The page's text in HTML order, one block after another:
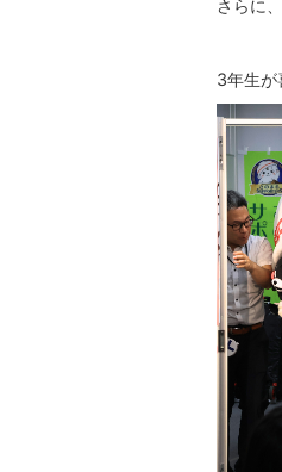
さらに
3年生が